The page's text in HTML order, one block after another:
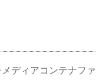
ディアコンテナフ